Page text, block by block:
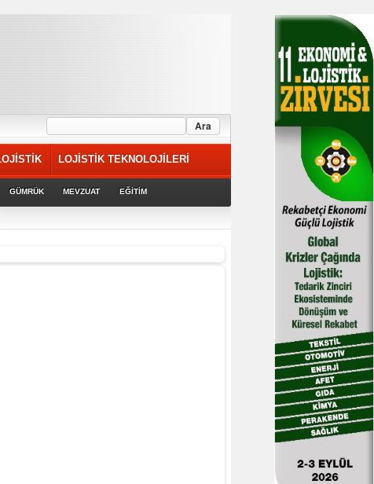
LOJİSTİK TEKNOLOJİLERİ
GÜMRÜK MEVZUAT EĞİTİM
veriyor